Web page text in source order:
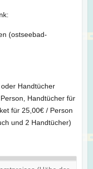
(ostseebad-
Handtücher
Handtücher für
für 25,00€ / Person
und 2 Handtücher)